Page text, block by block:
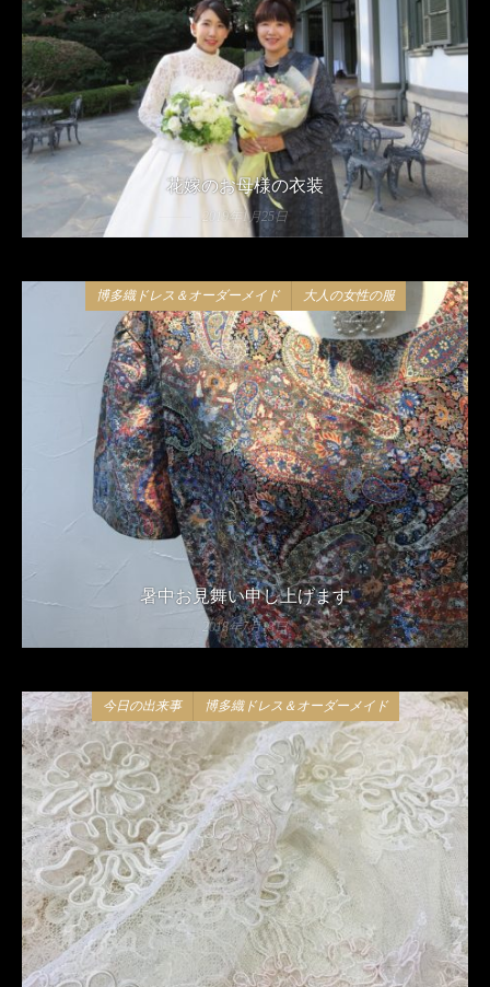
花嫁のお母様の衣装
2019年1月25日
博多織ドレス＆オーダーメイド 大人の女性の服
暑中お見舞い申し上げます
2018年7月13日
今日の出来事 博多織ドレス＆オーダーメイド